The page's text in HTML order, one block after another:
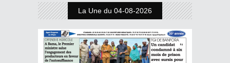
La Une du 04-08-2026